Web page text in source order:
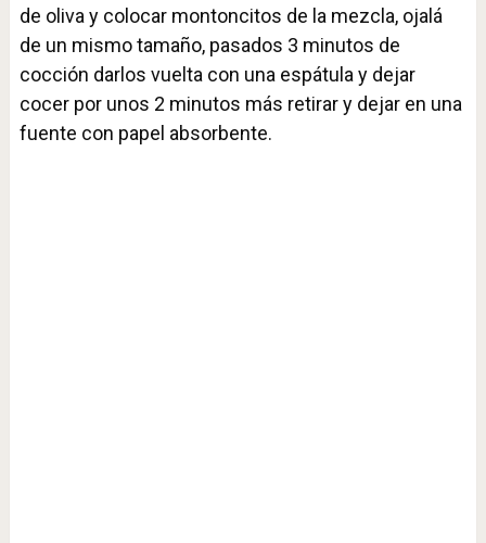
de oliva y colocar montoncitos de la mezcla, ojalá
de un mismo tamaño, pasados 3 minutos de
cocción darlos vuelta con una espátula y dejar
cocer por unos 2 minutos más retirar y dejar en una
fuente con papel absorbente.